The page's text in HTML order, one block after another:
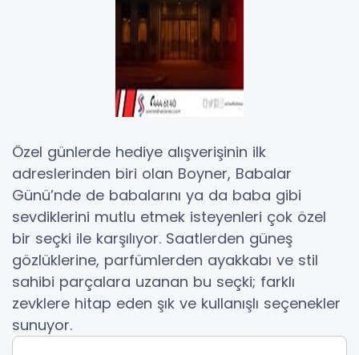
Özel günlerde hediye alışverişinin ilk
adreslerinden biri olan Boyner, Babalar
Günü’nde de babalarını ya da baba gibi
sevdiklerini mutlu etmek isteyenleri çok özel
bir seçki ile karşılıyor. Saatlerden güneş
gözlüklerine, parfümlerden ayakkabı ve stil
sahibi parçalara uzanan bu seçki; farklı
zevklere hitap eden şık ve kullanışlı seçenekler
sunuyor.